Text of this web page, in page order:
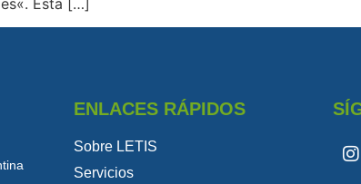
ENLACES RÁPIDOS
Sobre LETIS
Servicios